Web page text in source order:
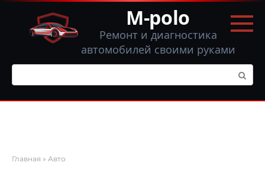
Перейти
контенту
M-polo
Ремонт и диагностика
автомобилей своими руками
Поиск:
Главная » Авто